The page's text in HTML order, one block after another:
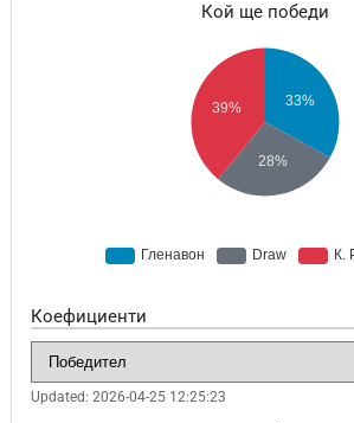
Кой ще победи
Коефициенти
Updated: 2026-04-25 12:25:23